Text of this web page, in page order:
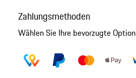
Zahlungsmethoden
Wählen Sie Ihre bevorzugte Option